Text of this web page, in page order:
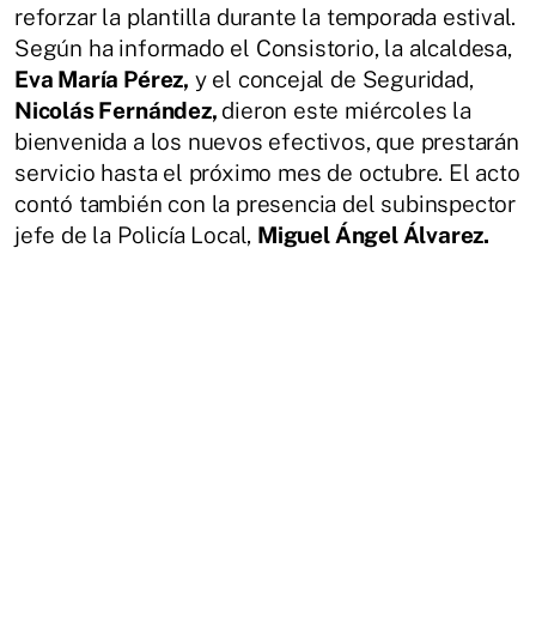
reforzar la plantilla durante la temporada estival.
Según ha informado el Consistorio, la alcaldesa,
Eva María Pérez, y el concejal de Seguridad,
Nicolás Fernández, dieron este miércoles la
bienvenida a los nuevos efectivos, que prestarán
servicio hasta el próximo mes de octubre. El acto
contó también con la presencia del subinspector
jefe de la Policía Local, Miguel Ángel Álvarez.